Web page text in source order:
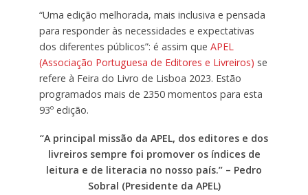
“Uma edição melhorada, mais inclusiva e pensada
para responder às necessidades e expectativas
dos diferentes públicos”: é assim que APEL
(Associação Portuguesa de Editores e Livreiros) se
refere à Feira do Livro de Lisboa 2023. Estão
programados mais de 2350 momentos para esta
93º edição.
“A principal missão da APEL, dos editores e dos
livreiros sempre foi promover os índices de
leitura e de literacia no nosso país.” – Pedro
Sobral (Presidente da APEL)